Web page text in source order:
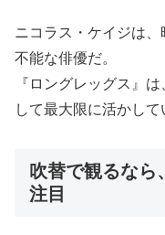
ニコラス・ケイジは
不能な俳優だ。
『ロングレッグス』
して最大限に活かして
吹替で観るなら
注目